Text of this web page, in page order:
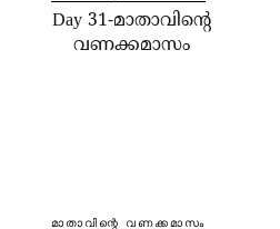
Day 31-മാതാവിന്റെ
വണക്കമാസം
മാതാവിന്റെ വണക്കമാസം